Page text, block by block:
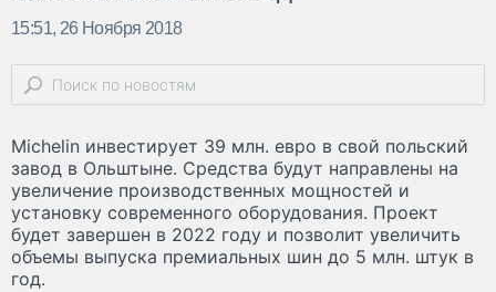
15:51, 26 Ноября 2018
Michelin инвестирует 39 млн. евро в свой польский
завод в Ольштыне. Средства будут направлены на
увеличение производственных мощностей и
установку современного оборудования. Проект
будет завершен в 2022 году и позволит увеличить
объемы выпуска премиальных шин до 5 млн. штук в
год.